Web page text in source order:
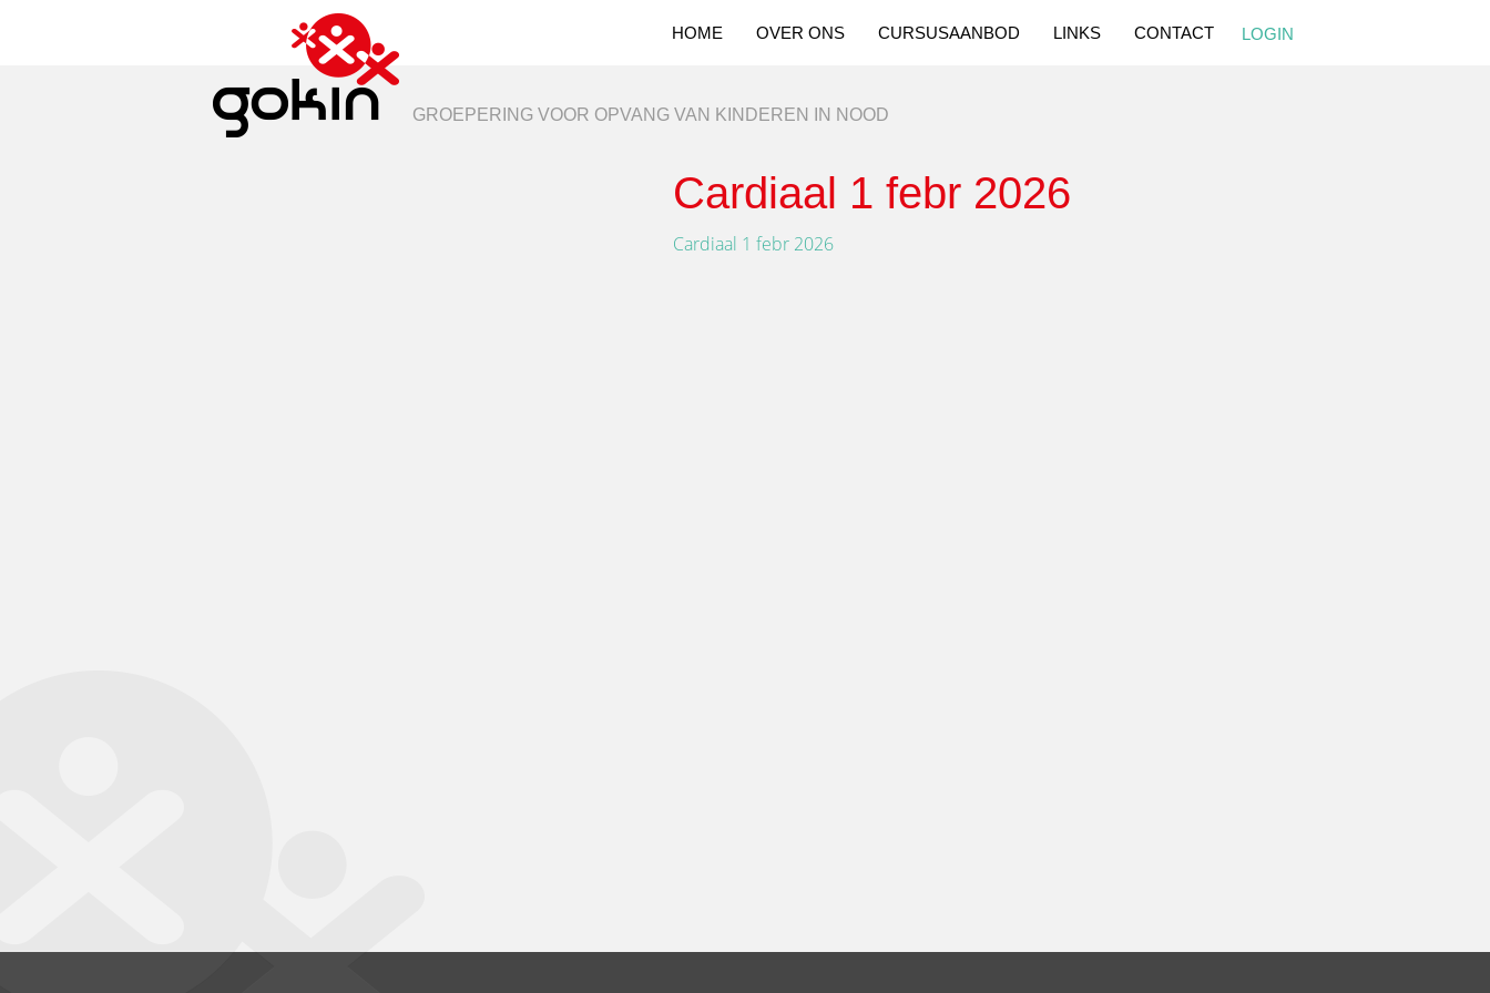
GROEPERING VOOR OPVANG VAN KINDEREN IN NOOD
LOGIN
HOME OVER ONS CURSUSAANBOD LINKS CONTACT
Cardiaal 1 febr 2026
Cardiaal 1 febr 2026